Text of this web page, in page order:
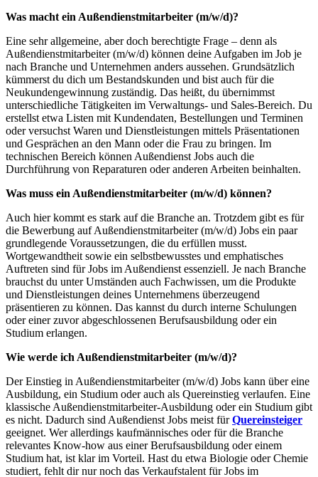
Was macht ein Außendienstmitarbeiter (m/w/d)?
Eine sehr allgemeine, aber doch berechtigte Frage – denn als
Außendienstmitarbeiter(m/w/d) können deine Aufgaben im Job je
nach Branche und Unternehmen anders aussehen. Grundsätzlich
kümmerst du dich um Bestandskunden und bist auch für die
Neukundengewinnung zuständig. Das heißt, du übernimmst
unterschiedliche Tätigkeiten im Verwaltungs- und Sales-Bereich. Du
erstellst etwa Listen mit Kundendaten, Bestellungen und Terminen
oder versuchst Waren und Dienstleistungen mittels Präsentationen
und Gesprächen an den Mann oder die Frau zu bringen. Im
technischen Bereich können Außendienst Jobs auch die
Durchführung von Reparaturen oder anderen Arbeiten beinhalten.
Was muss ein Außendienstmitarbeiter (m/w/d) können?
Auch hier kommt es stark auf die Branche an. Trotzdem gibt es für
die Bewerbung aufAußendienstmitarbeiter (m/w/d) Jobs ein paar
grundlegende Voraussetzungen, die du erfüllen musst.
Wortgewandtheit sowie ein selbstbewusstes und emphatisches
Auftreten sind fürJobs im Außendienst essenziell. Je nach Branche
brauchst du unter Umständen auch Fachwissen, um die Produkte
und Dienstleistungen deines Unternehmens überzeugend
präsentieren zu können. Das kannst du durch interne Schulungen
oder einer zuvor abgeschlossenen Berufsausbildung oder ein
Studium erlangen.
Wie werde ich Außendienstmitarbeiter (m/w/d)?
Der Einstieg in Außendienstmitarbeiter (m/w/d) Jobs kann über eine
Ausbildung, ein Studium oder auch als Quereinstieg verlaufen. Eine
klassische Außendienstmitarbeiter-Ausbildung oder ein Studium gibt
es nicht. Dadurch sind Außendienst Jobs meist fürQuereinsteiger
geeignet. Wer allerdings kaufmännisches oder für die Branche
relevantes Know-how aus einer Berufsausbildung oder einem
Studium hat, ist klar im Vorteil. Hast du etwa Biologie oder Chemie
studiert, fehlt dir nur noch das Verkaufstalent für Jobs im